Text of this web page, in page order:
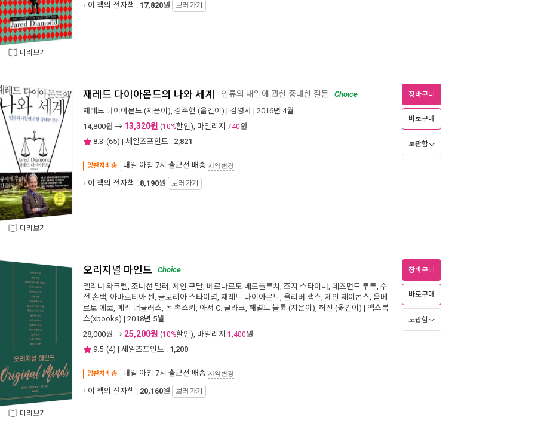
미리보기
이 책의 전자책 : 17,820원 보러 가기
미리보기
재레드 다이아몬드의 나와 세계 - 인류의 내일에 관한 중대한 질문
Choice
재레드 다이아몬드 (지은이), 강주헌 (옮긴이) | 김영사 | 2016년 4월
14,800원 → 13,320원 (10%할인), 마일리지 740원
8.3 (65) | 세일즈포인트 : 2,821
양탄자배송 내일 아침 7시 출근전 배송 지역변경
이 책의 전자책 : 8,190원 보러 가기
장바구니
바로구매
보관함
미리보기
오리지널 마인드
Choice
엘리너 와크텔, 조너선 밀러 , 제인 구달, 베르나르도 베르톨루치 , 조지 스타이너 , 데즈먼드 투투, 수
전 손택, 아마르티아 센, 글로리아 스타이넘, 재레드 다이아몬드, 올리버 색스, 제인 제이콥스, 움베
르토 에코, 메리 더글러스, 놈 촘스키 , 아서 C. 클라크, 해럴드 블룸 (지은이), 허진 (옮긴이) | 엑스북
스(xbooks) | 2018년 5월
28,000원 → 25,200원 (10%할인), 마일리지 1,400원
9.5 (4) | 세일즈포인트 : 1,200
양탄자배송 내일 아침 7시 출근전 배송 지역변경
이 책의 전자책 : 20,160원 보러 가기
장바구니
바로구매
보관함